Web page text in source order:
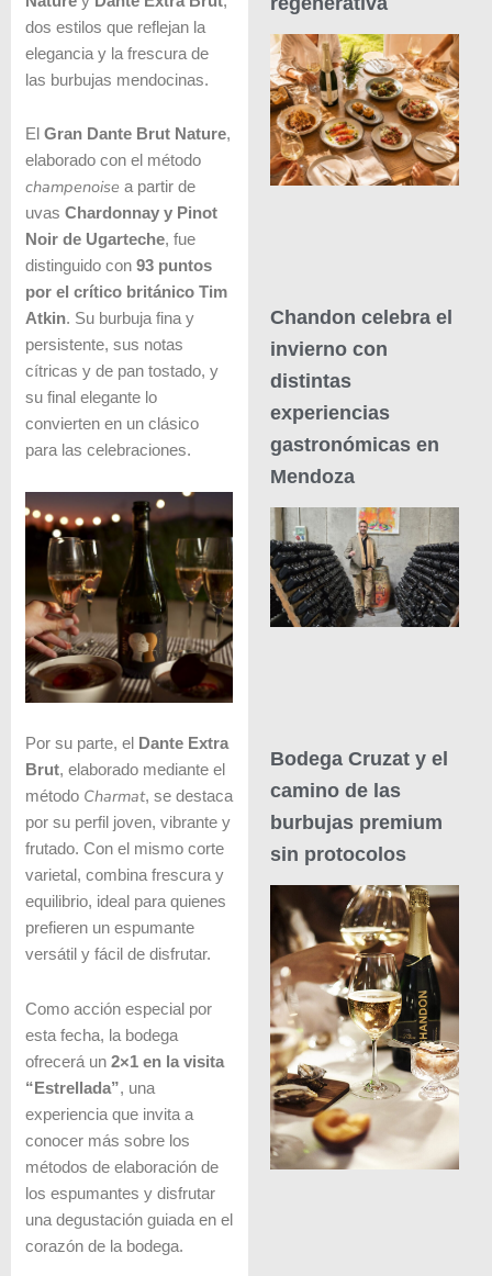
dos estilos que reflejan la
elegancia y la frescura de
las burbujas mendocinas.
El Gran Dante Brut Nature,
elaborado con el método
champenoisea partir de
uvas Chardonnay y Pinot
Noir de Ugarteche, fue
distinguido con 93 puntos
por el crítico británico Tim
Atkin. Su burbuja fina y
persistente, sus notas
cítricas y de pan tostado, y
su final elegante lo
convierten en un clásico
para las celebraciones.
Por su parte, el
Dante Extra
Brut, elaborado mediante el
método Charmat, se destaca
por su perfil joven, vibrante y
frutado. Con el mismo corte
varietal, combina frescura y
equilibrio, ideal para quienes
prefieren un espumante
versátil y fácil de disfrutar.
Como acción especial por
esta fecha, la bodega
ofrecerá un 2×1 en la visita
“Estrellada”, una
experiencia que invita a
conocer más sobre los
métodos de elaboración de
los espumantes y disfrutar
una degustación guiada en el
corazón de la bodega.
Chandon celebra el
invierno con
distintas
experiencias
gastronómicas en
Mendoza
Bodega Cruzat y el
camino de las
burbujas premium
sin protocolos